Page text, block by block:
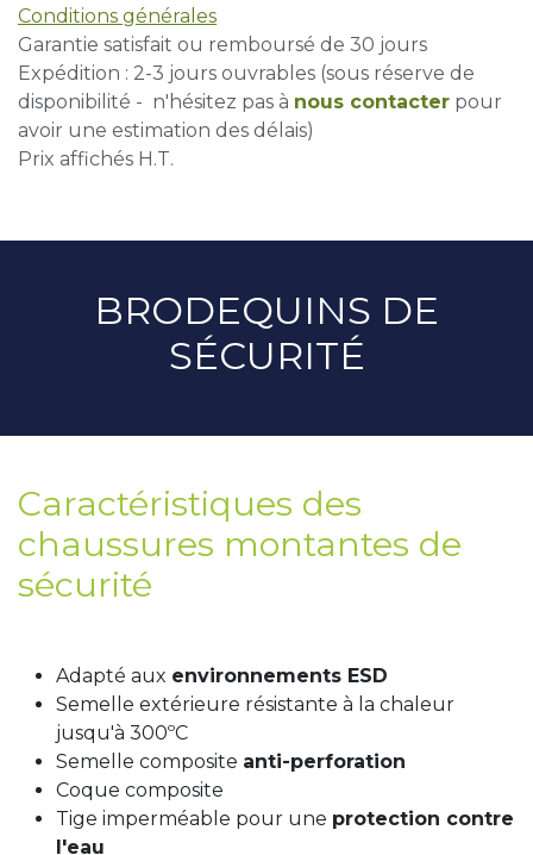
Conditions générales
Garantie satisfait ou remboursé de 30 jours
Expédition : 2-3 jours ouvrables (sous réserve de
disponibilité - n'hésitez pas à nous contacter pour
avoir une estimation des délais)
Prix affichés H.T.
BRODEQUINS DE
SÉCURITÉ
Caractéristiques des
chaussures montantes de
sécurité
Adapté aux environnements ESD
Semelle extérieure résistante à la chaleur
jusqu'à 300ºC
Semelle composite anti-perforation
Coque composite
Tige imperméable pour une protection contre
l'eau